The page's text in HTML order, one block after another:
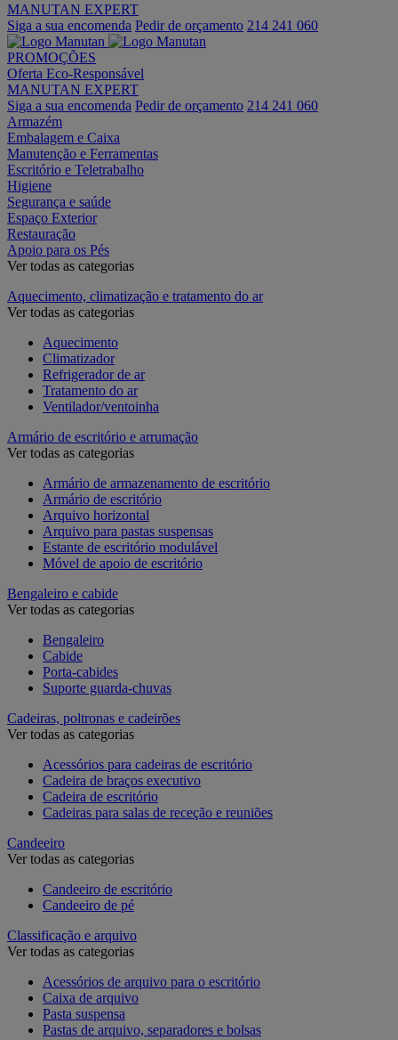
MANUTAN EXPERT
Siga a sua encomenda Pedir de orçamento 214 241 060
PROMOÇÕES
Oferta Eco-Responsável
MANUTAN EXPERT
Siga a sua encomenda Pedir de orçamento 214 241 060
Armazém
Embalagem e Caixa
Manutenção e Ferramentas
Escritório e Teletrabalho
Higiene
Segurança e saúde
Espaço Exterior
Restauração
Apoio para os Pés
Ver todas as categorias
Aquecimento, climatização e tratamento do ar
Ver todas as categorias
Aquecimento
Climatizador
Refrigerador de ar
Tratamento do ar
Ventilador/ventoinha
Armário de escritório e arrumação
Ver todas as categorias
Armário de armazenamento de escritório
Armário de escritório
Arquivo horizontal
Arquivo para pastas suspensas
Estante de escritório modulável
Móvel de apoio de escritório
Bengaleiro e cabide
Ver todas as categorias
Bengaleiro
Cabide
Porta-cabides
Suporte guarda-chuvas
Cadeiras, poltronas e cadeirões
Ver todas as categorias
Acessórios para cadeiras de escritório
Cadeira de braços executivo
Cadeira de escritório
Cadeiras para salas de receção e reuniões
Candeeiro
Ver todas as categorias
Candeeiro de escritório
Candeeiro de pé
Classificação e arquivo
Ver todas as categorias
Acessórios de arquivo para o escritório
Caixa de arquivo
Pasta suspensa
Pastas de arquivo, separadores e bolsas